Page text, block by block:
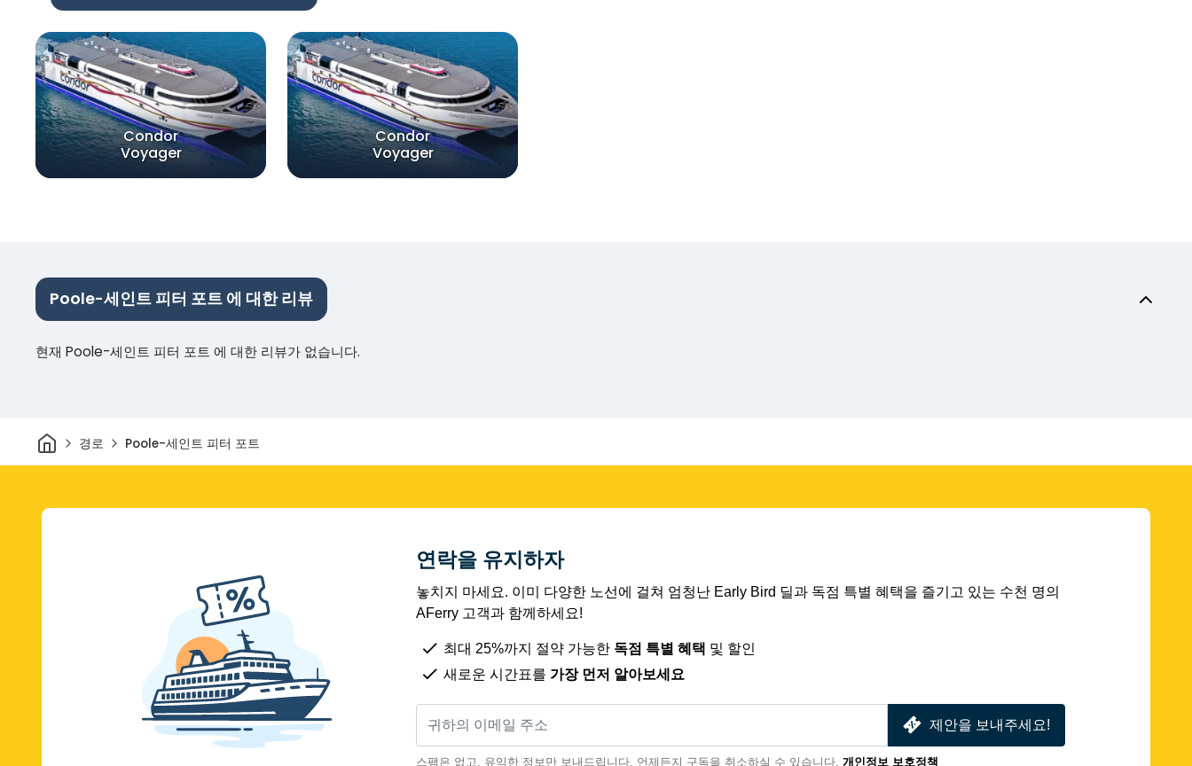
Condor
Voyager
Condor
Voyager
Poole-세인트 피터 포트 에 대한 리뷰
현재 Poole-세인트 피터 포트 에 대한 리뷰가 없습니다.
집 경로 Poole-세인트 피터 포트
연락을 유지하자
놓치지 마세요. 이미 다양한 노선에 걸쳐 엄청난 Early Bird 딜과 독점 특별 혜택을 즐기고 있는 수천 명의
AFerry 고객과 함께하세요!
최대 25%까지 절약 가능한 독점 특별 혜택 및 할인
새로운 시간표를 가장 먼저 알아보세요
제안을 보내주세요!
스팸은 없고, 유익한 정보만 보내드립니다. 언제든지 구독을 취소하실 수 있습니다. 개인정보 보호정책